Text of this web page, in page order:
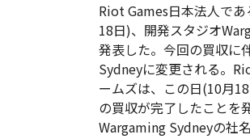
Riot Games日本法人で
18日)、開発スタジオ
発表した。今回の買収に
Sydneyに変更される。
ームズは、この日(10月
の買収が完了したことを
Wargaming Sydneyの社